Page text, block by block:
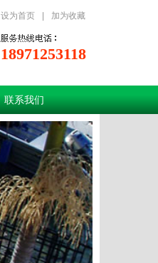
18971253118
设为首页 加为收藏
联系我们